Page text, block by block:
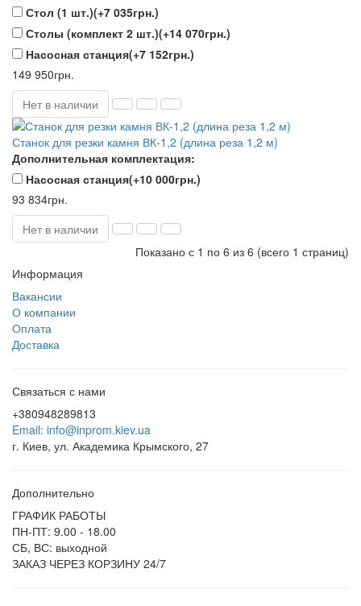
Стол (1 шт.)(+7 035грн.)
Столы (комплект 2 шт.)(+14 070грн.)
Насосная станция(+7 152грн.)
149 950грн.
Нет в наличии
Станок для резки камня ВК-1,2 (длина реза 1,2 м)
Дополнительная комплектация:
Насосная станция(+10 000грн.)
93 834грн.
Нет в наличии
Показано с 1 по 6 из 6 (всего 1 страниц)
Информация
Вакансии
О компании
Оплата
Доставка
Связаться с нами
+380948289813
Email: info@inprom.kiev.ua
г. Киев, ул. Академика Крымского, 27
Дополнительно
ГРАФИК РАБОТЫ
ПН-ПТ: 9.00 - 18.00
СБ, ВС: выходной
ЗАКАЗ ЧЕРЕЗ КОРЗИНУ 24/7